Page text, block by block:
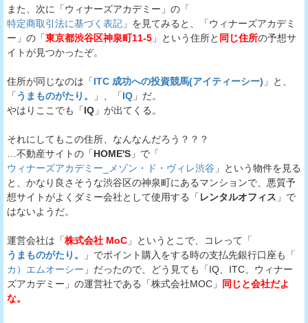
また、次に「ウィナーズアカデミー」の「
特定商取引法に基づく表記 」を見てみると、「ウィナーズアカデミ
ー」の「東京都渋谷区神泉町11-5 」という住所と 同じ住所の予想サ
イトが見つかったぞ。
住所が同じなのは「ITC 成功への投資競馬(アイティーシー) 」と、
「 うまものがたり。 」、「IQ 」だ。
やはりここでも「IQ 」が出てくる。
それにしてもこの住所、なんなんだろう？？？
…不動産サイトの「HOME'S 」で「
ウィナーズアカデミー_メゾン・ド・ヴィレ渋谷 」という物件を見る
と、かなり良さそうな渋谷区の神泉町にあるマンションで、悪質予
想サイトがよくダミー会社として使用する「 レンタルオフィス 」で
はないようだ。
運営会社は「株式会社 MoC 」というとこで、コレって「
うまものがたり。
」でポイント購入をする時の支払先銀行口座も「
カ）エムオーシー 」だったので、どう見ても「IQ、ITC、ウィナー
ズアカデミー」の運営社である「株式会社MOC」
同じと会社だよ
な。